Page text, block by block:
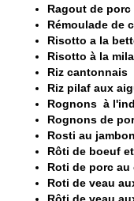
Ragout de
Rémoulade de
Risotto a la
Risotto à la
Riz cantonnais
Riz pilaf aux
Rognons à
Rognons de
Rosti au jambon
Rôti de boeuf
Roti de porc au
Roti de veau